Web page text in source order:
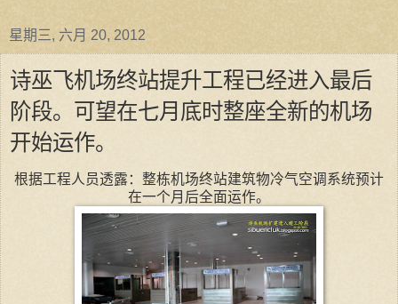
星期三, 六月 20, 2012
诗巫飞机场终站提升工程已经进入最后
阶段。可望在七月底时整座全新的机场
开始运作。
根据工程人员透露：整栋机场终站建筑物冷气空调系统预计
在一个月后全面运作。